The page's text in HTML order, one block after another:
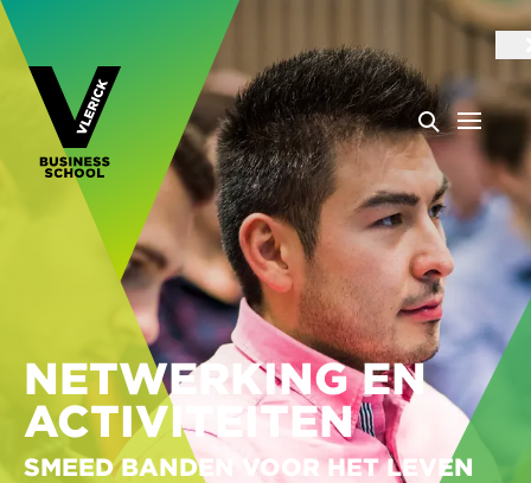
NETWERKING EN
ACTIVITEITEN
SMEED BANDEN VOOR HET LEVEN